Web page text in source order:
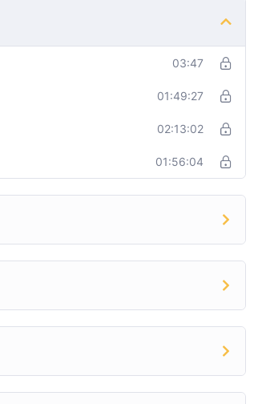
03:47
01:49:27
02:13:02
01:56:04